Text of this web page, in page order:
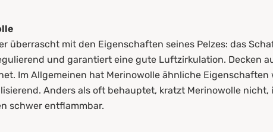
überrascht mit den Eigenschaften seines Pelzes: das
und garantiert eine gute Luftzirkulation. Decken
Im Allgemeinen hat Merinowolle ähnliche
Anders als oft behauptet, kratzt Merinowolle
schwer entflammbar.